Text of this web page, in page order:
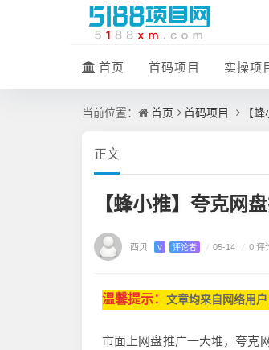
首页 首码项目 实操项
当前位置： 首页 首码项目 【
正文
【蜂小推】夸克网
西贝 V 评论者 / 05-14 / 0 评
温馨提示： 文章均来自网络用户
市面上网盘推广一大堆，夸克